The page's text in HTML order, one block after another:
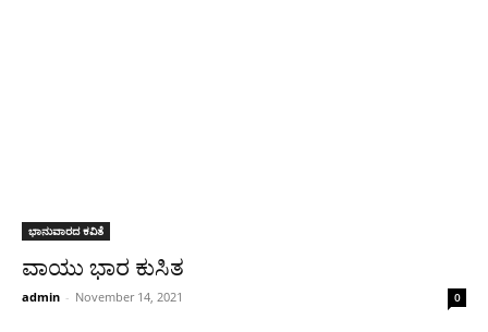
ಭಾನುವಾರದ ಕವಿತೆ
ವಾಯು ಭಾರ ಕುಸಿತ
admin - November 14, 2021 0